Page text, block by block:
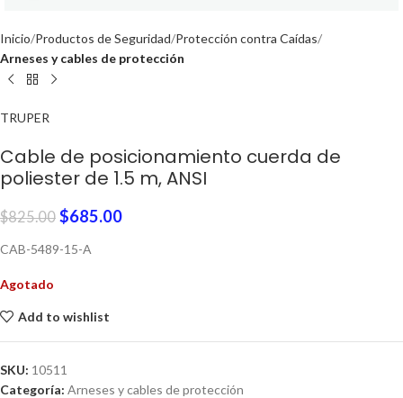
Inicio Productos de Seguridad Protección contra Caídas
Arneses y cables de protección
TRUPER
Cable de posicionamiento cuerda de
poliester de 1.5 m, ANSI
$825.00 $685.00
CAB-5489-15-A
Agotado
Add to wishlist
SKU: 10511
Categoría: Arneses y cables de protección